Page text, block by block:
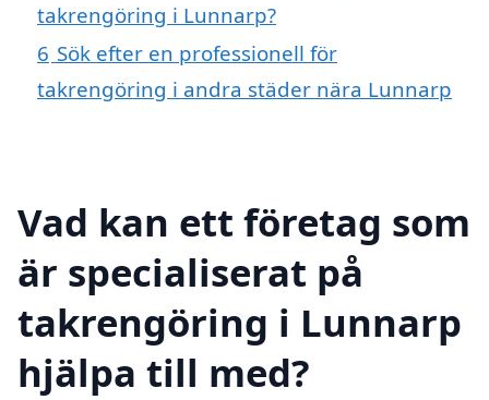
takrengöring i Lunnarp?
6 Sök efter en professionell för
takrengöring i andra städer nära Lunnarp
Vad kan ett företag som
är specialiserat på
takrengöring i Lunnarp
hjälpa till med?